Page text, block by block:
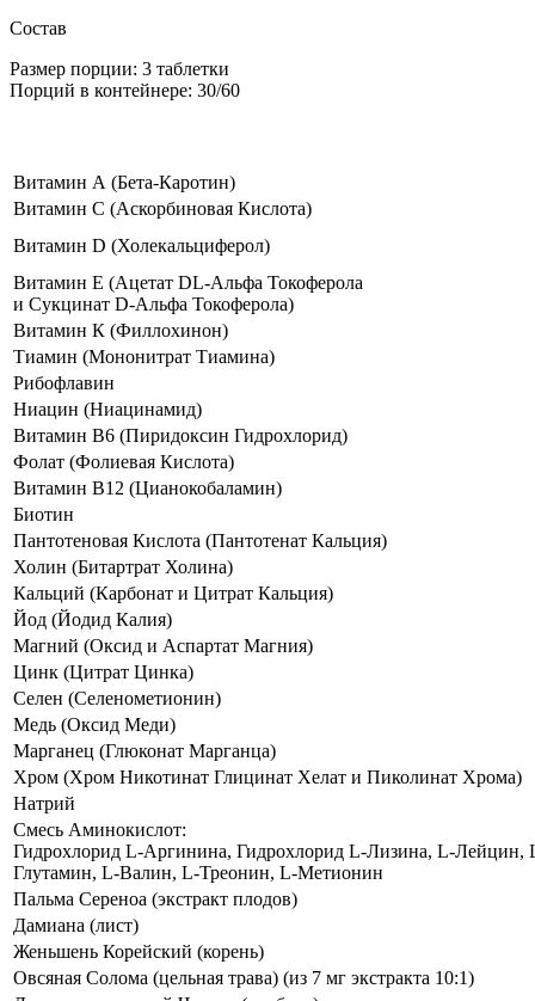
Состав
Размер порции: 3 таблетки
Порций в контейнере: 30/60
Витамин А (Бета-Каротин)
Витамин С (Аскорбиновая Кислота)
Витамин D (Холекальциферол)
Витамин E (Ацетат DL-Альфа Токоферола
и Сукцинат D-Альфа Токоферола)
Витамин К (Филлохинон)
Тиамин (Мононитрат Тиамина)
Рибофлавин
Ниацин (Ниацинамид)
Витамин B6 (Пиридоксин Гидрохлорид)
Фолат (Фолиевая Кислота)
Витамин B12 (Цианокобаламин)
Биотин
Пантотеновая Кислота (Пантотенат Кальция)
Холин (Битартрат Холина)
Кальций (Карбонат и Цитрат Кальция)
Йод (Йодид Калия)
Магний (Оксид и Аспартат Магния)
Цинк (Цитрат Цинка)
Селен (Селенометионин)
Медь (Оксид Меди)
Марганец (Глюконат Марганца)
Хром (Хром Никотинат Глицинат Хелат и Пиколинат Хрома)
Натрий
Смесь Аминокислот:
Гидрохлорид L-Аргинина, Гидрохлорид L-Лизина, L-
Глутамин, L-Валин, L-Треонин, L-Метионин
Пальма Сереноа (экстракт плодов)
Дамиана (лист)
Женьшень Корейский (корень)
Овсяная Солома (цельная трава) (из 7 мг экстракта 10:1)